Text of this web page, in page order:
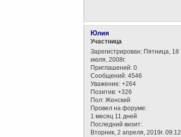
Юлия
Участница
Зарегистрирован: Пятница, 18
июля, 2008г.
Приглашений: 0
Сообщений: 4546
Уважение: +264
Позитив: +326
Пол: Женский
Провел на форуме:
1 месяц 11 дней
Последний визит:
Вторник, 2 апреля, 2019г. 09:12